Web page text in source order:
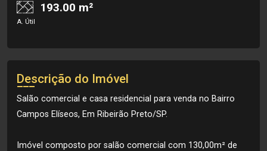
193.00 m²
A. Útil
Descrição do Imóvel
Salão comercial e casa residencial para venda no Bairro
Campos Elíseos, Em Ribeirão Preto/SP.
Imóvel composto por salão comercial com 130,00m² de